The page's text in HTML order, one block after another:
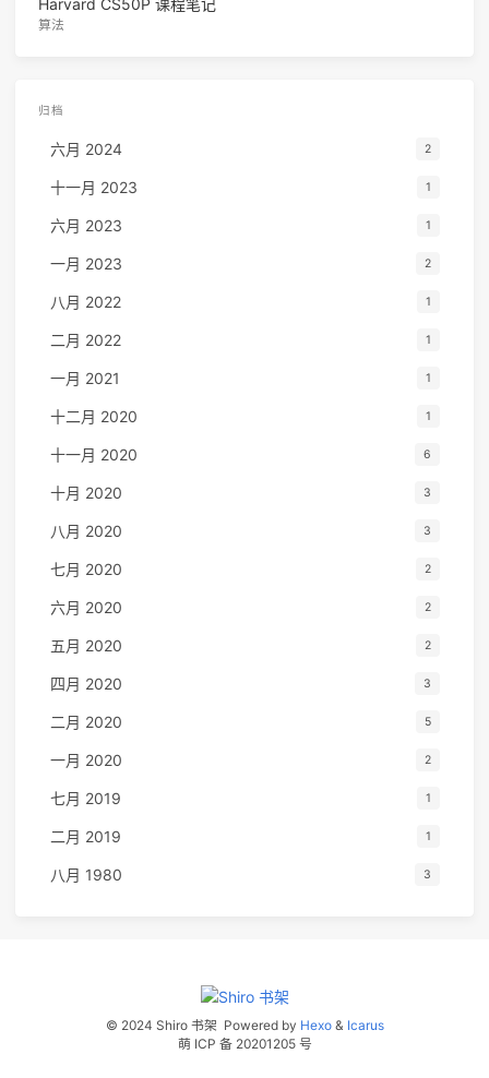
算法
归档
六月 2024 2
十一月 2023 1
六月 2023 1
一月 2023 2
八月 2022 1
二月 2022 1
一月 2021 1
十二月 2020 1
十一月 2020 6
十月 2020 3
八月 2020 3
七月 2020 2
六月 2020 2
五月 2020 2
四月 2020 3
二月 2020 5
一月 2020 2
七月 2019 1
二月 2019 1
八月 1980 3
© 2024 Shiro 书架 Powered by Hexo& Icarus
萌 ICP 备 20201205 号